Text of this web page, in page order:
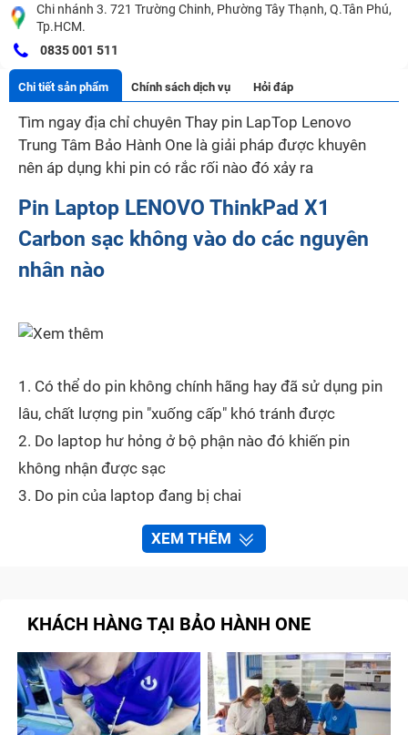
Chi nhánh 3. 721 Trường Chinh, Phường Tây Thạnh, Q.Tân Phú,
Tp.HCM.
0835 001 511
Chi tiết sản phẩm Chính sách dịch vụ Hỏi đáp
Tìm ngay địa chỉ chuyên Thay pin LapTop Lenovo
Trung Tâm Bảo Hành One là giải pháp được khuyên
nên áp dụng khi pin có rắc rối nào đó xảy ra
Pin Laptop LENOVO ThinkPad X1
Carbon sạc không vào do các nguyên
nhân nào
1. Có thể do pin không chính hãng hay đã sử dụng pin
lâu, chất lượng pin "xuống cấp" khó tránh được
2. Do laptop hư hỏng ở bộ phận nào đó khiến pin
không nhận được sạc
3. Do pin của laptop đang bị chai
4. Nhiều trường hợp khách hàng làm rơi rớt hay va
Một lần tin tưởng dịch vụSửa laptop LENOVO
ThinkPad X1 Carbon của Trung Tâm Bảo Hành One sẽ
không làm khách hàng phải thất vọng
Mục lục bài viết[Ẩn
XEM THÊM
KHÁCH HÀNG TẠI BẢO HÀNH ONE